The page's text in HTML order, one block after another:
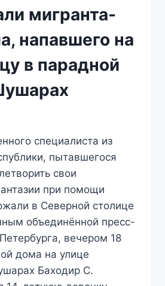
мигранта-
напавшего на
в парадной
специалиста из
пытавшегося
свои
при помощи
в Северной столице
объединённой пресс-
вечером 18
дома на улице
Баходир С.